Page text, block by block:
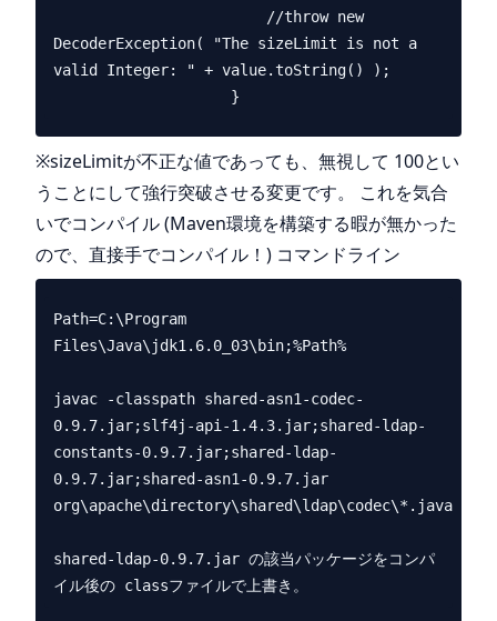
DecoderException( "The sizeLimit is not a
valid Integer: " + value.toString() );
※sizeLimitが不正な値であっても、無視して 100とい
うことにして強行突破させる変更です。 これを気合
いでコンパイル (Maven環境を構築する暇が無かった
ので、直接手でコンパイル！) コマンドライン
Path=C:\Program
Files\Java\jdk1.6.0_03\bin;%Path%
javac -classpath shared-asn1-codec-
0.9.7.jar;slf4j-api-1.4.3.jar;shared-ldap-
constants-0.9.7.jar;shared-ldap-
0.9.7.jar;shared-asn1-0.9.7.jar
org\apache\directory\shared\ldap\codec\*.java
shared-ldap-0.9.7.jar の該当パッケージをコンパ